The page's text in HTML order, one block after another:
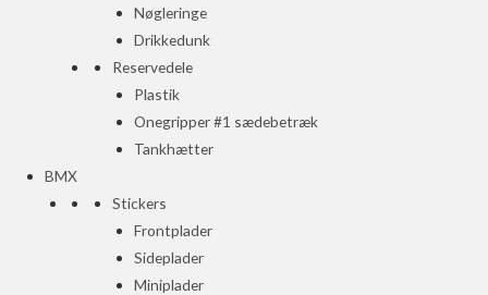
Nøgleringe
Drikkedunk
Reservedele
Plastik
Onegripper #1 sædebetræk
Tankhætter
BMX
Stickers
Frontplader
Sideplader
Miniplader